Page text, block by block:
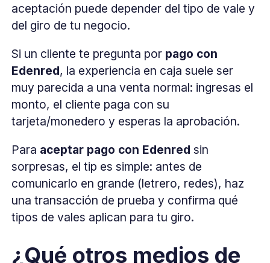
aceptación puede depender del tipo de vale y
del giro de tu negocio.
Si un cliente te pregunta por pago con
Edenred, la experiencia en caja suele ser
muy parecida a una venta normal: ingresas el
monto, el cliente paga con su
tarjeta/monedero y esperas la aprobación.
Para aceptar pago con Edenred sin
sorpresas, el tip es simple: antes de
comunicarlo en grande (letrero, redes), haz
una transacción de prueba y confirma qué
tipos de vales aplican para tu giro.
¿Qué otros medios de